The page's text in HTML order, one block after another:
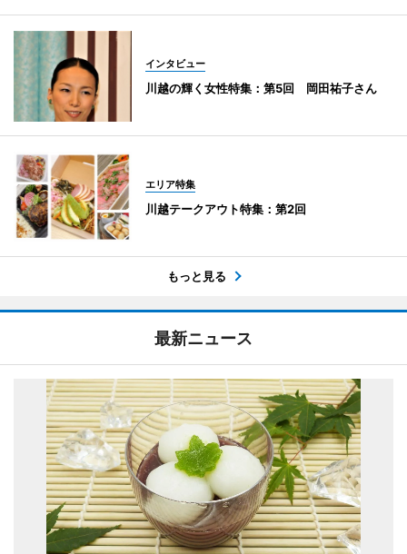
インタビュー
川越の輝く女性特集：第5回 岡田祐子さん
エリア特集
川越テークアウト特集：第2回
もっと見る
最新ニュース